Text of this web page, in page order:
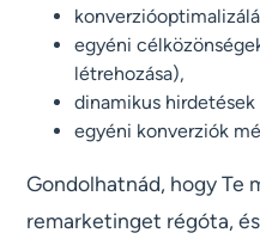
egyéni
létrehozása),
dinamikus hirdetések
egyéni konverziók
Gondolhatnád, hogy Te
remarketinget régóta,